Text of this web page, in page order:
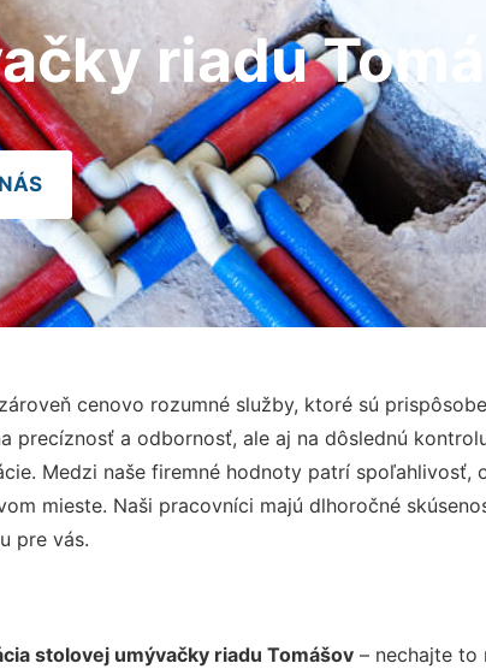
riadu
cenovo rozumné služby, ktoré sú
precíznosť a odbornosť, ale aj na dôslednú
Medzi naše firemné hodnoty patrí spoľahlivosť,
mieste. Naši pracovníci majú dlhoročné
pre vás.
stolovej umývačky riadu Tomášov– nechajte to